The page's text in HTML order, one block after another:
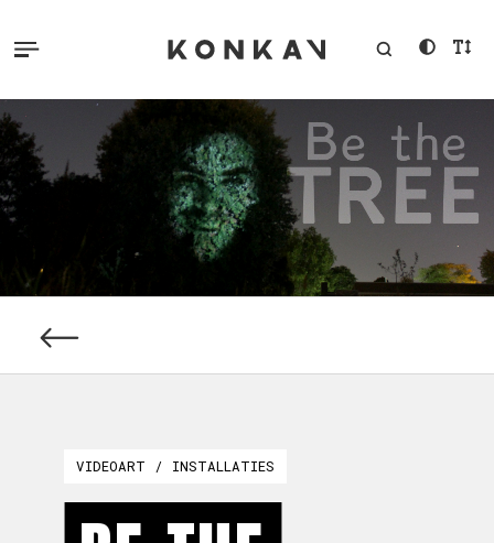
VIDEOART / INSTALLATIES